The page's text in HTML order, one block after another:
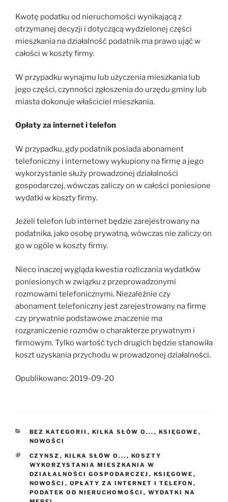
Kwotę podatku od nieruchomości wynikającą z
otrzymanej decyzji i dotyczącą wydzielonej części
mieszkania na działalność podatnik ma prawo ująć w
całości w koszty firmy.
W przypadku wynajmu lub użyczenia mieszkania lub
jego części, czynności zgłoszenia do urzędu gminy lub
miasta dokonuje właściciel mieszkania.
Opłaty za internet i telefon
W przypadku, gdy podatnik posiada abonament
telefoniczny i internetowy wykupiony na firmę a jego
wykorzystanie służy prowadzonej działalności
gospodarczej, wówczas zaliczy on w całości poniesione
wydatki w koszty firmy.
Jeżeli telefon lub internet będzie zarejestrowany na
podatnika, jako osobę prywatną, wówczas nie zaliczy on
go w ogóle w koszty firmy.
Nieco inaczej wygląda kwestia rozliczania wydatków
poniesionych w związku z przeprowadzonymi
rozmowami telefonicznymi. Niezależnie czy
abonament telefoniczny jest zarejestrowany na firmę
czy prywatnie podstawowe znaczenie ma
rozgraniczenie rozmów o charakterze prywatnym i
firmowym. Tylko wartość tych drugich będzie stanowiła
koszt uzyskania przychodu w prowadzonej działalności.
Opublikowano: 2019-09-20
KATEGORIE
BEZ KATEGORII , KILKA SŁÓW O... , KSIĘGOWE ,
NOWOŚCI
TAGI
CZYNSZ , KILKA SŁÓW O... , KOSZTY
WYKORZYSTANIA MIESZKANIA W
DZIAŁALNOŚCI GOSPODARCZEJ , KSIĘGOWE ,
NOWOŚCI , OPŁATY ZA INTERNET I TELEFON ,
PODATEK OD NIERUCHOMOŚCI , WYDATKI NA